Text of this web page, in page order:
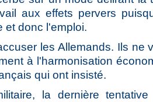
aux effets pervers
et donc l'emploi.
les Allemands. Ils ne
à l'harmonisation
qui ont insisté.
la dernière